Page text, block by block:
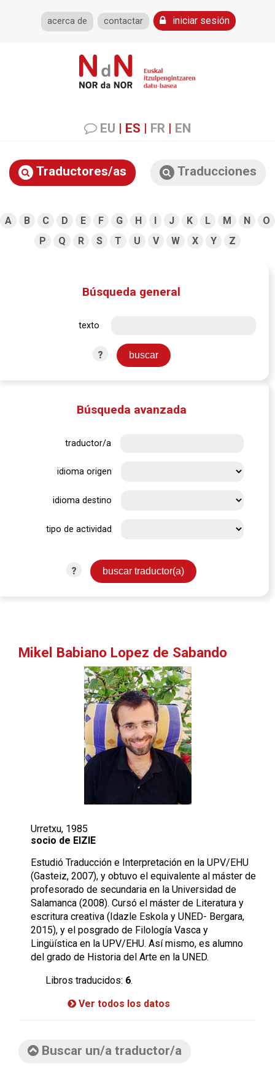
acerca de contactar iniciar sesión
EU | ES | FR | EN
Traductores/as Traducciones
A B C D E F G H I J K L M N
O
P
Q R S T U V W X Y Z
Búsqueda general
texto
?
Búsqueda avanzada
traductor/a
idioma origen
idioma destino
tipo de actividad
?
Mikel Babiano Lopez de Sabando
Urretxu, 1985
socio de EIZIE
Estudió Traducción e Interpretación en la UPV/EHU
(Gasteiz, 2007), y obtuvo el equivalente al máster de
profesorado de secundaria en la Universidad de
Salamanca (2008). Cursó el máster de Literatura y
escritura creativa (Idazle Eskola y UNED- Bergara,
2015), y el posgrado de Filología Vasca y
Lingüística en la UPV/EHU. Así mismo, es alumno
del grado de Historia del Arte en la UNED.
Libros traducidos: 6.
Ver todos los datos
Buscar un/a traductor/a